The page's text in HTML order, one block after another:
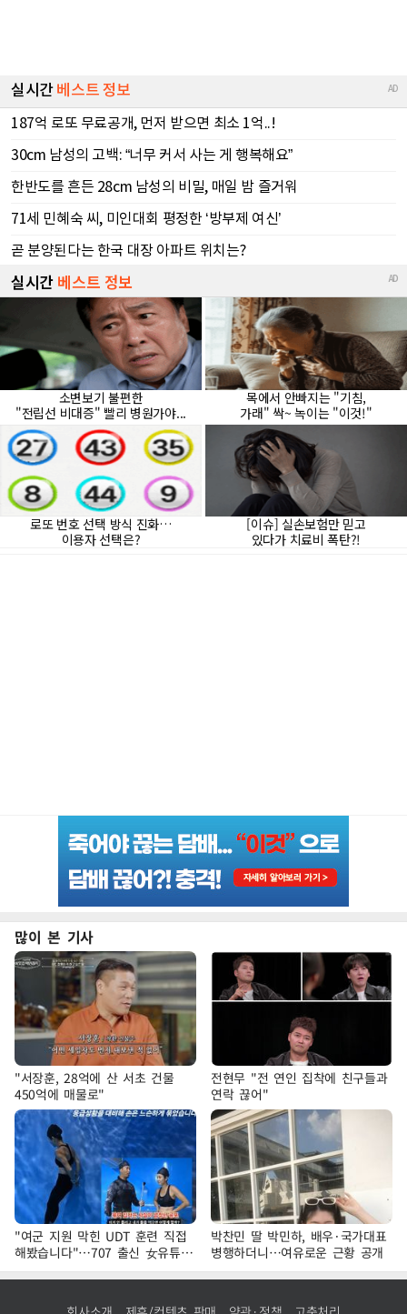
많이 본 기사
"서장훈, 28억에 산 서초 건물
450억에 매물로"
전현무 "전 연인 집착에 친구들과
연락 끊어"
"여군 지원 막힌 UDT 훈련 직접
해봤습니다"…707 출신 女유튜버
'완벽 소화'
박찬민 딸 박민하, 배우·국가대표
병행하더니…여유로운 근황 공개